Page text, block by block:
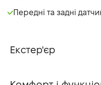
Передні та задні
Екстер'єр